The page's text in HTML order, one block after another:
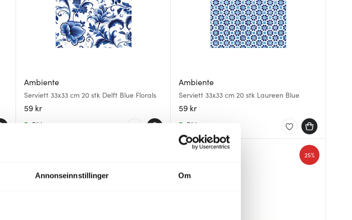
Annonseinnstillinger Om
Ambiente
Serviett 33x33 cm 20 stk Delft Blue Florals
59 kr
På lager
Ambiente
Serviett 33x33 cm 20 stk Laureen Blue
59 kr
På lager
25%